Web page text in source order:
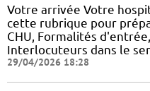
Votre arrivée Votre
cette rubrique pour
CHU, Formalités
Interlocuteurs dans le
29/04/2026 18:28